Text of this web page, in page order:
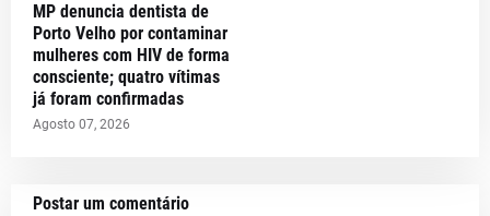
MP denuncia dentista de
Porto Velho por contaminar
mulheres com HIV de forma
consciente; quatro vítimas
já foram confirmadas
Agosto 07, 2026
Postar um comentário